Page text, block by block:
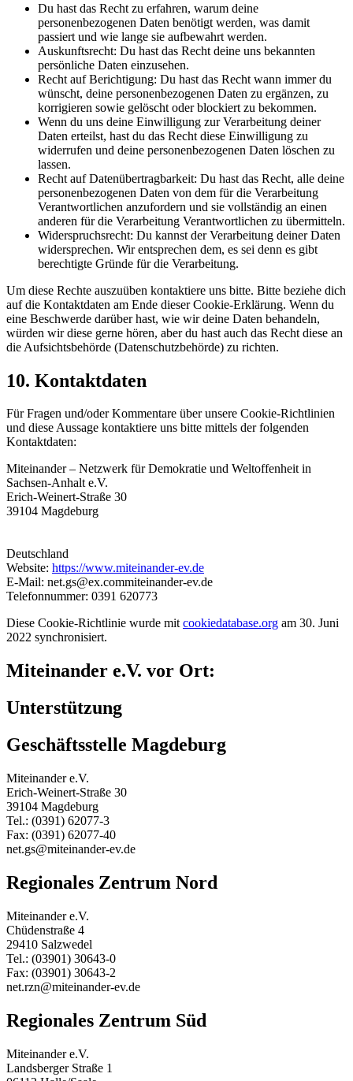
Du hast das Recht zu erfahren, warum deine
personenbezogenen Daten benötigt werden, was damit
passiert und wie lange sie aufbewahrt werden.
Auskunftsrecht: Du hast das Recht deine uns bekannten
persönliche Daten einzusehen.
Recht auf Berichtigung: Du hast das Recht wann immer du
wünscht, deine personenbezogenen Daten zu ergänzen, zu
korrigieren sowie gelöscht oder blockiert zu bekommen.
Wenn du uns deine Einwilligung zur Verarbeitung deiner
Daten erteilst, hast du das Recht diese Einwilligung zu
widerrufen und deine personenbezogenen Daten löschen zu
lassen.
Recht auf Datenübertragbarkeit: Du hast das Recht, alle deine
personenbezogenen Daten von dem für die Verarbeitung
Verantwortlichen anzufordern und sie vollständig an einen
anderen für die Verarbeitung Verantwortlichen zu übermitteln.
Widerspruchsrecht: Du kannst der Verarbeitung deiner Daten
widersprechen. Wir entsprechen dem, es sei denn es gibt
berechtigte Gründe für die Verarbeitung.
Um diese Rechte auszuüben kontaktiere uns bitte. Bitte beziehe dich
auf die Kontaktdaten am Ende dieser Cookie-Erklärung. Wenn du
eine Beschwerde darüber hast, wie wir deine Daten behandeln,
würden wir diese gerne hören, aber du hast auch das Recht diese an
die Aufsichtsbehörde (Datenschutzbehörde) zu richten.
10. Kontaktdaten
Für Fragen und/oder Kommentare über unsere Cookie-Richtlinien
und diese Aussage kontaktiere uns bitte mittels der folgenden
Kontaktdaten:
Miteinander – Netzwerk für Demokratie und Weltoffenheit in
Sachsen-Anhalt e.V.
Erich-Weinert-Straße 30
39104 Magdeburg
Deutschland
Website: https://www.miteinander-ev.de
E-Mail: net.gs@ex.commiteinander-ev.de
Telefonnummer: 0391 620773
Diese Cookie-Richtlinie wurde mitcookiedatabase.org am 30. Juni
2022 synchronisiert.
Miteinander e.V. vor Ort:
Unterstützung
Geschäftsstelle Magdeburg
Miteinander e.V.
Erich-Weinert-Straße 30
39104 Magdeburg
Tel.: (0391) 62077-3
Fax: (0391) 62077-40
net.gs@miteinander-ev.de
Regionales Zentrum Nord
Miteinander e.V.
Chüdenstraße 4
29410 Salzwedel
Tel.: (03901) 30643-0
Fax: (03901) 30643-2
net.rzn@miteinander-ev.de
Regionales Zentrum Süd
Miteinander e.V.
Landsberger Straße 1